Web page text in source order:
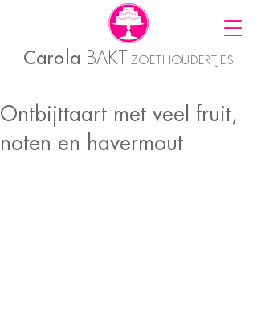
Carola BAKT ZOETHOUDERTJES
Ontbijttaart met veel fruit,
noten en havermout